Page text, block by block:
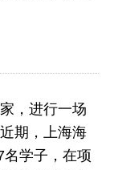
，进行一场
期，上海海
学子，在项